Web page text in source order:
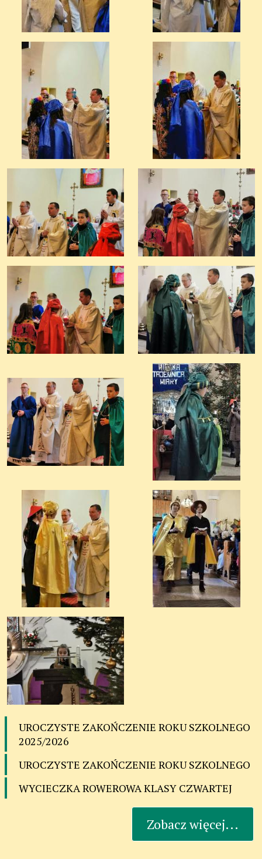
UROCZYSTE ZAKOŃCZENIE ROKU SZKOLNEGO
2025/2026
UROCZYSTE ZAKOŃCZENIE ROKU SZKOLNEGO
WYCIECZKA ROWEROWA KLASY CZWARTEJ
Zobacz więcej...